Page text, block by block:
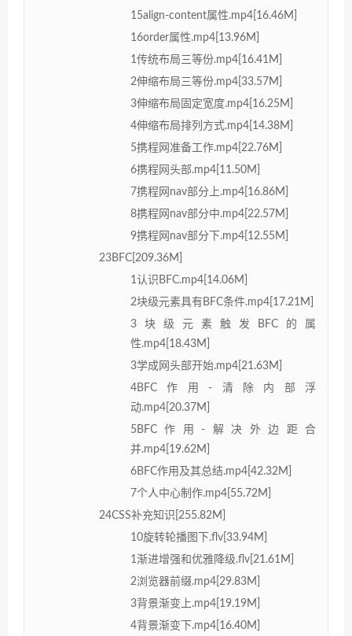
15align-content属性.mp4[16.46M]
16order属性.mp4[13.96M]
1传统布局三等份.mp4[16.41M]
2伸缩布局三等份.mp4[33.57M]
3伸缩布局固定宽度.mp4[16.25M]
4伸缩布局排列方式.mp4[14.38M]
5携程网准备工作.mp4[22.76M]
6携程网头部.mp4[11.50M]
7携程网nav部分上.mp4[16.86M]
8携程网nav部分中.mp4[22.57M]
9携程网nav部分下.mp4[12.55M]
23BFC[209.36M]
1认识BFC.mp4[14.06M]
2块级元素具有BFC条件.mp4[17.21M]
3块级元素触发BFC的属
性.mp4[18.43M]
3学成网头部开始.mp4[21.63M]
4BFC作用-清除内部浮
动.mp4[20.37M]
5BFC作用-解决外边距合
并.mp4[19.62M]
6BFC作用及其总结.mp4[42.32M]
7个人中心制作.mp4[55.72M]
24CSS补充知识[255.82M]
10旋转轮播图下.flv[33.94M]
1渐进增强和优雅降级.flv[21.61M]
2浏览器前缀.mp4[29.83M]
3背景渐变上.mp4[19.19M]
4背景渐变下.mp4[16.40M]